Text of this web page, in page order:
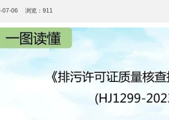
07-06 浏览： 911